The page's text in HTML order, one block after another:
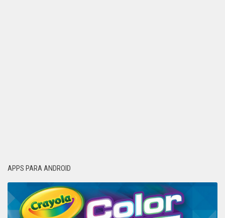
APPS PARA ANDROID